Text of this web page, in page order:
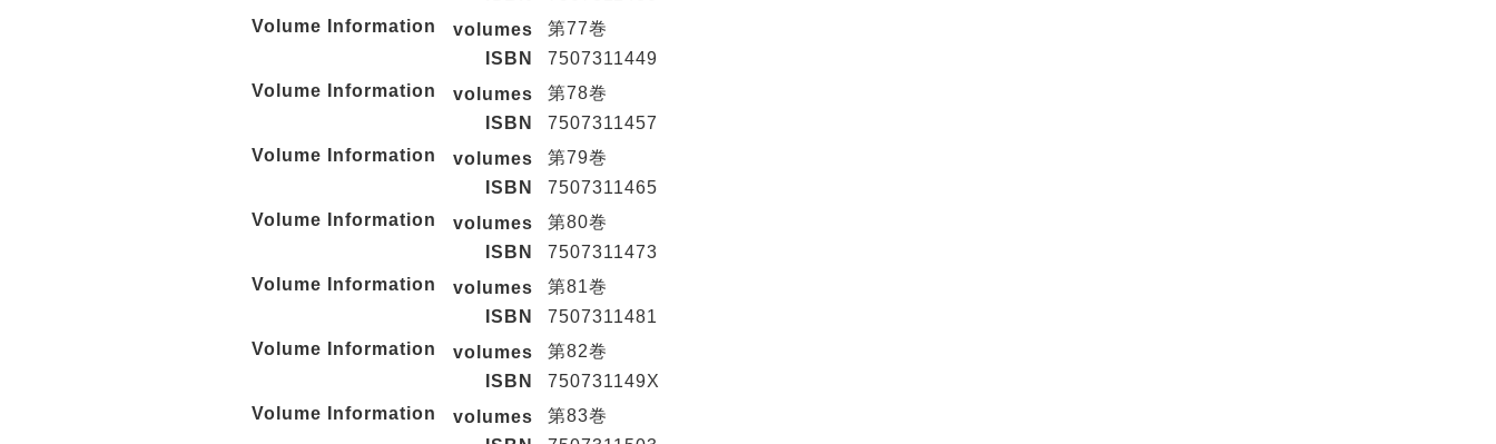
Volume Information
volumes
第77巻
ISBN
7507311449
Volume Information
volumes
第78巻
ISBN
7507311457
Volume Information
volumes
第79巻
ISBN
7507311465
Volume Information
volumes
第80巻
ISBN
7507311473
Volume Information
volumes
第81巻
ISBN
7507311481
Volume Information
volumes
第82巻
ISBN
750731149X
Volume Information
volumes
第83巻